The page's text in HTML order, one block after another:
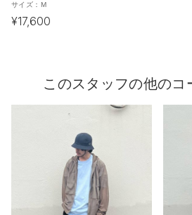
サイズ： M
¥17,600
このスタッフの他のコ